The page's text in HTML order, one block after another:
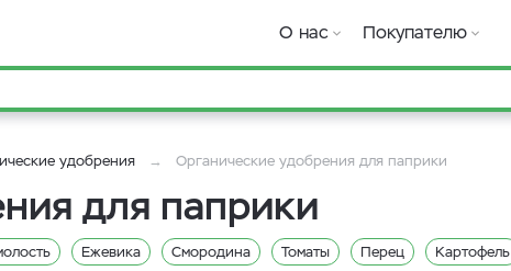
О нас Покупателю
удобрения Органические удобрения для паприки
для паприки
Eжевика Смородина Томаты Перец Картофель